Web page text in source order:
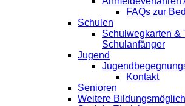
FAQs zur
Schulen
Schulwegkarten &
Schulanfänger
Jugend
Kontakt
Senioren
Weitere